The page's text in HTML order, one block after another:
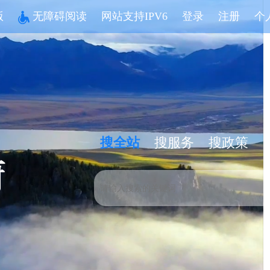
无障碍阅读 网站支持IPV6 登录 注册 个
搜全站 搜服务 搜政策